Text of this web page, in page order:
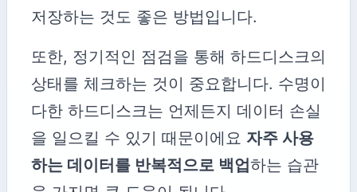
저장하는 것도 좋은 방법입니다.
또한, 정기적인 점검을 통해 하드디스크의
상태를 체크하는 것이 중요합니다. 수명이
다한 하드디스크는 언제든지 데이터 손실
을 일으킬 수 있기 때문이에요 자주 사용
하는 데이터를 반복적으로 백업하는 습관